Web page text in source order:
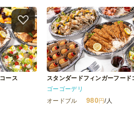
ース
スタンダードフィンガーフード
ゴーゴーデリ
オードブル
980円/人